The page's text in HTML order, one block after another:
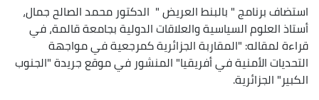
استضاف برنامج " بالبنط العريض " الدكتور محمد الصالح جمال،
أستاذ العلوم السياسية والعلاقات الدولية بجامعة قالمة، في
قراءة لمقاله: "المقاربة الجزائرية كمرجعية في مواجهة
التحديات الأمنية في أفريقيا" المنشور في موقع جريدة "الجنوب
الكبير" الجزائرية.